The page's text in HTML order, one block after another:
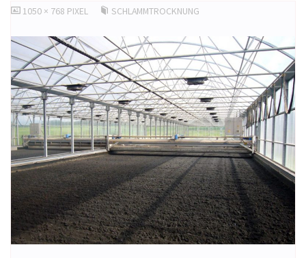
ORIGINALGRÖSSE
1050 × 768 PIXEL SCHLAMMTROCKNUNG